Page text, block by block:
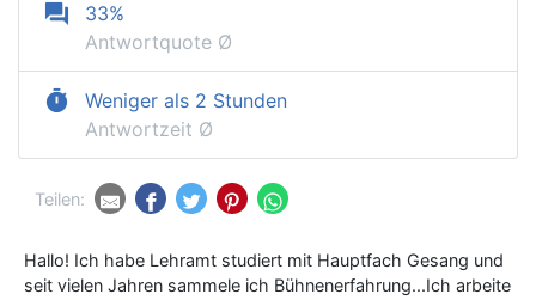
question_answer
33%
Antwortquote Ø
timer
Weniger als 2 Stunden
Antwortzeit Ø
Teilen:
Hallo! Ich habe Lehramt studiert mit Hauptfach Gesang und
seit vielen Jahren sammele ich Bühnenerfahrung...Ich arbeite